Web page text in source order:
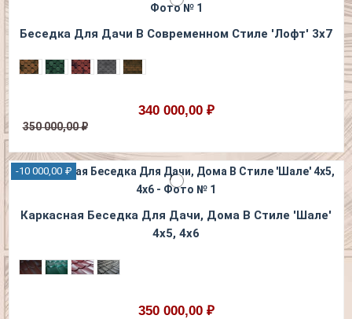
Беседка Для Дачи В Современном Стиле 'Лофт' 3х7
340 000,00 ₽
350 000,00 ₽
-10 000,00 ₽
Каркасная Беседка Для Дачи, Дома В Стиле 'Шале'
4х5, 4х6
350 000,00 ₽